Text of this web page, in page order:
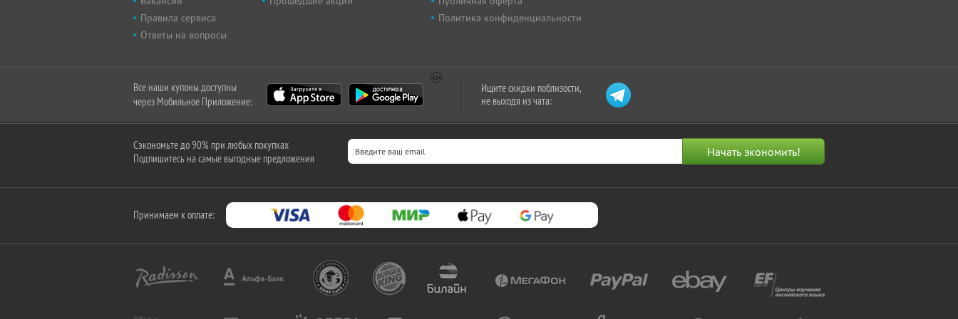
Правила сервиса
Ответы на вопросы
Политика конфиденциальности
Все наши купоны доступны
через Мобильное Приложение:
Ищите скидки поблизости,
не выходя из чата:
Сэкономьте до 90% при любых покупках
Подпишитесь на самые выгодные предложения
Принимаем к оплате: